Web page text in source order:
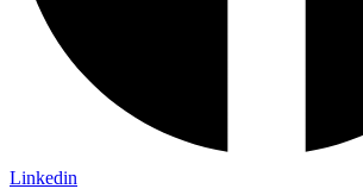
Linkedin